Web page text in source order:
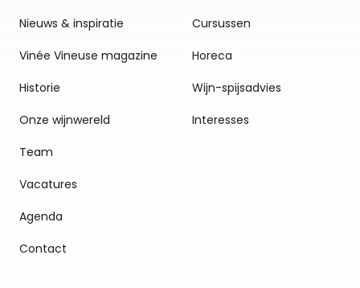
Nieuws & inspiratie
Vinée Vineuse magazine
Historie
Onze wijnwereld
Team
Vacatures
Agenda
Contact
Cursussen
Horeca
Wijn-spijsadvies
Interesses